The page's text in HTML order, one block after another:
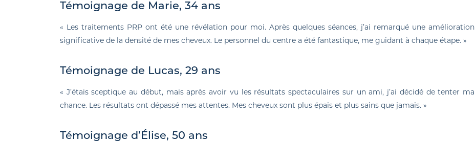
Témoignage de Marie, 34 ans
« Les traitements PRP ont été une révélation pour moi. Après quelques séances, j’ai remarqué une amélioration
significative de la densité de mes cheveux. Le personnel du centre a été fantastique, me guidant à chaque étape. »
Témoignage de Lucas, 29 ans
« J’étais sceptique au début, mais après avoir vu les résultats spectaculaires sur un ami, j’ai décidé de tenter ma
chance. Les résultats ont dépassé mes attentes. Mes cheveux sont plus épais et plus sains que jamais. »
Témoignage d’Élise, 50 ans